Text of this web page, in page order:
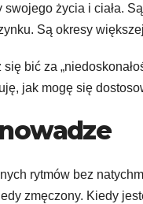
życia i ciała.
Są okresy
bić za
jak mogę się
rytmów bez
zmęczony. Kiedy